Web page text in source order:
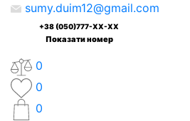
sumy.duim12@gmail.com
+38 (050)777-XX-XX
Показати номер
0
0
0